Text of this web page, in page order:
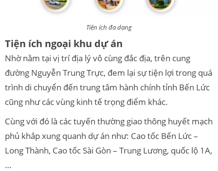
Tiện ích đa dạng
Tiện ích ngoại khu dự án
Nhờ nằm tại vị trí địa lý vô cùng đắc địa, trên cung
đường Nguyễn Trung Trực, đem lại sự tiện lợi trong quá
trình di chuyển đến trung tâm hành chính tỉnh Bến Lức
cũng như các vùng kinh tế trọng điểm khác.
Cùng với đó là các tuyến thường giao thông huyết mạch
phủ khắp xung quanh dự án như: Cao tốc Bến Lức –
Long Thành, Cao tốc Sài Gòn – Trung Lương, quốc lộ 1A,
…